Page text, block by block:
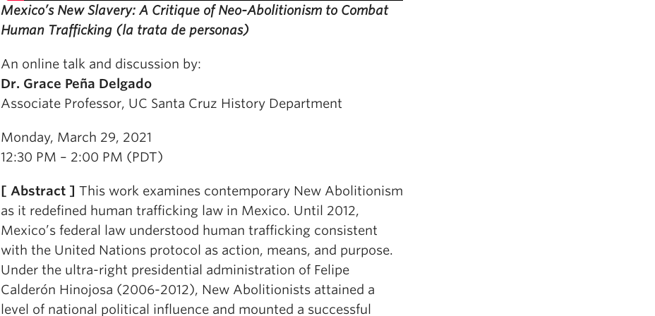
Mexico’s New Slavery: A Critique of Neo-Abolitionism to Combat
Human Trafficking (la trata de personas)
An online talk and discussion by:
Dr. Grace Peña Delgado
Associate Professor, UC Santa Cruz History Department
Monday, March 29, 2021
12:30 PM – 2:00 PM (PDT)
[ Abstract ] This work examines contemporary New Abolitionism
as it redefined human trafficking law in Mexico. Until 2012,
Mexico’s federal law understood human trafficking consistent
with the United Nations protocol as action, means, and purpose.
Under the ultra-right presidential administration of Felipe
Calderón Hinojosa (2006-2012), New Abolitionists attained a
level of national political influence and mounted a successful